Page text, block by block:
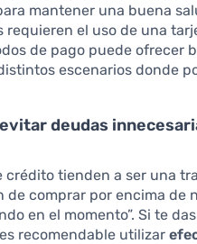
mantener una buena
requieren el uso de una
de pago puede ofrecer
escenarios donde
deudas
crédito tienden a ser una
de comprar por encima de
en el momento”. Si te
recomendable utilizar